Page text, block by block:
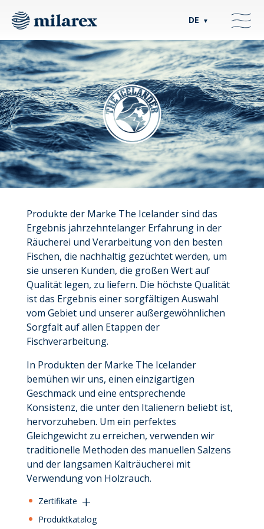
DE ▼
Produkte der Marke The Icelander sind das
Ergebnis jahrzehntelanger Erfahrung in der
Räucherei und Verarbeitung von den besten
Fischen, die nachhaltig gezüchtet werden, um
sie unseren Kunden, die großen Wert auf
Qualität legen, zu liefern. Die höchste Qualität
ist das Ergebnis einer sorgfältigen Auswahl
vom Gebiet und unserer außergewöhnlichen
Sorgfalt auf allen Etappen der
Fischverarbeitung.
In Produkten der Marke The Icelander
bemühen wir uns, einen einzigartigen
Geschmack und eine entsprechende
Konsistenz, die unter den Italienern beliebt ist,
hervorzuheben. Um ein perfektes
Gleichgewicht zu erreichen, verwenden wir
traditionelle Methoden des manuellen Salzens
und der langsamen Kalträucherei mit
Verwendung von Holzrauch.
Zertifikate
Produktkatalog